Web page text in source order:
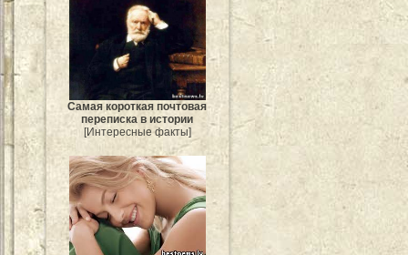
Самая короткая почтовая
переписка в истории
[Интересные факты]